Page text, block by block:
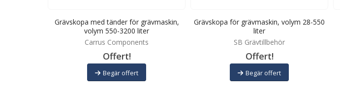
Grävskopa med tänder för grävmaskin,
volym 550-3200 liter
Carrus Components
Offert!
Begär offert
Grävskopa för grävmaskin, volym 28-550
liter
SB Grävtillbehör
Offert!
Begär offert